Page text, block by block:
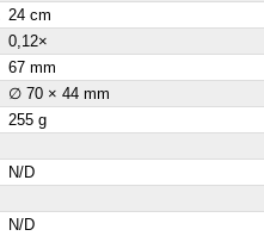
24 cm
0,12×
67 mm
∅ 70 × 44 mm
255 g
N/D
N/D